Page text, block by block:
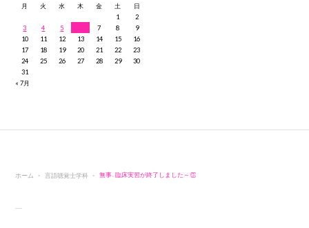
月 火 水 木 金 土
日
1
2
3
4 5 7 8
9
10
11 12 13 14 15
16
17
18 19 20 21 22
23
24
25 26 27 28 29
30
31
« 7月
ホーム 言語聴覚士学科 無事、臨床実習が終了しました～👏